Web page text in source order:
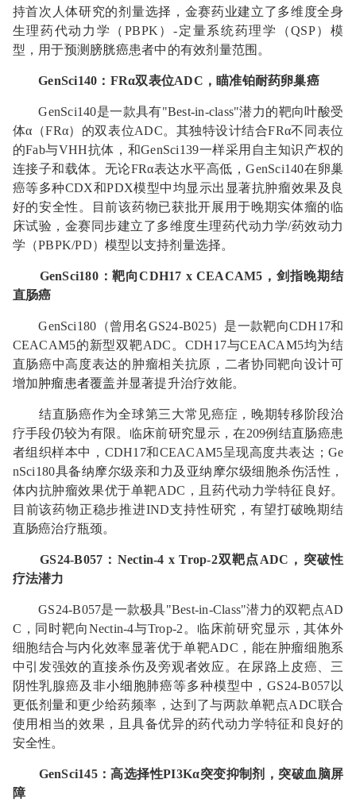
持首次人体研究的剂量选择，金赛药业建立了多维度全身
生理药代动力学（PBPK）-定量系统药理学（QSP）模
型，用于预测 膀胱癌患者中的有效剂量范围。
GenSci140 ： FRα双表位ADC ，瞄准铂耐药卵巢癌
GenSci140是一款具有"Best-in-class"潜力的靶向叶酸受
体α（FRα）的双表位ADC。其独特设计结合FRα不同表位
的Fab与VHH抗体，和GenSci139一样采用自主知识产权的
连接子和载体。无论FRα表达水平高低，GenSci140在卵巢
癌等多种CDX和PDX模型中均显示出显著抗肿瘤效果及良
好的安全性。目前该药物已获批开展用于晚期实体瘤的临
床试验，金赛同步建立了多维度生理药代动力学/药效动力
学（PBPK/PD）模型以支持剂量选择。
GenSci180：靶向CDH17 x CEACAM5 ，剑指晚期结
直肠癌
GenSci180（曾用名GS24-B025）是一款靶向CDH17和
CEACAM5的新型双靶ADC。CDH17与CEACAM5均为结
直肠癌中高度表达的肿瘤相关抗原，二者协同靶向设计可
增加肿瘤患者覆盖并显著提升治疗效能。
结直肠癌作为全球第三大常见癌症，晚期转移阶段治
疗手段仍较为有限。临床前研究显示，在209例结直肠癌患
者组织样本中，CDH17和CEACAM5呈现高度共表达；Ge
nSci180具备纳摩尔级亲和力及亚纳摩尔级细胞杀伤活性，
体内抗肿瘤效果优于单靶ADC，且药代动力学特征良好。
目前该药物正稳步推进IND支持性研究，有望打破晚期结
直肠癌治疗瓶颈。
GS24-B057 ： Nectin-4 x Trop-2双靶点 ADC ，突破性
疗法潜力
GS24-B057是一款极具"Best-in-Class"潜力的双靶点AD
C，同时靶向Nectin-4与Trop-2。临床前研究显示，其体外
细胞结合与内化效率显著优于单靶ADC，能在肿瘤细胞系
中引发强效的直接杀伤及旁观者效应。在尿路上皮癌、三
阴性乳腺癌及 非小细胞肺癌等多种模型中，GS24-B057以
更低剂量和更少给药频率，达到了与两款单靶点ADC联合
使用相当的效果，且具备优异的药代动力学特征和良好的
安全性。
GenSci145：高选择性PI3Kα突变抑制剂，突破血脑屏
障